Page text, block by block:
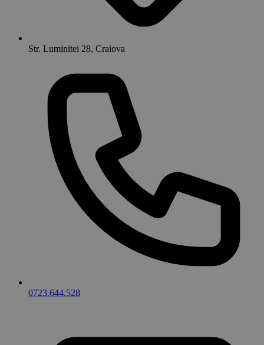
Str. Luminitei 28, Craiova
0723.644.528